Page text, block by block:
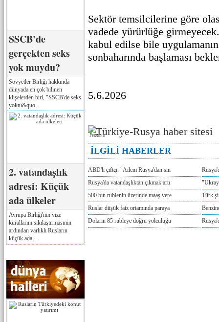
SSCB'de
gerçekten seks
yok muydu?
Sovyetler Birliği hakkında
dünyada en çok bilinen
klişelerden biri, "SSCB'de seks
yoktu&quo...
2. vatandaşlık
adresi: Küçük
ada ülkeler
Avrupa Birliği'nin vize
kurallarını sıkılaştırmasının
ardından varlıklı Rusların
küçük ada ...
Sektör temsilcilerine göre
vadede yürürlüğe
kabul edilse bile
sonbaharında başlaması
5.6.2026
Реклама
İLGİLİ HABERLER
ABD'li çiftçi: "Ailem Rusya'dan sın
Rusya'da vatandaşlıktan çıkmak artı
500 bin rublenin üzerinde maaş vere
Türk
Ruslar düşük faiz ortamında paraya
Doların 85 rubleye doğru yolculuğu